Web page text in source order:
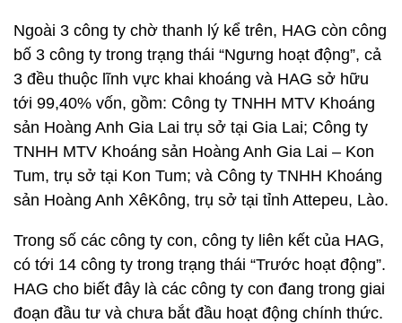
Ngoài 3 công ty chờ thanh lý kể trên, HAG còn công
bố 3 công ty trong trạng thái “Ngưng hoạt động”, cả
3 đều thuộc lĩnh vực khai khoáng và HAG sở hữu
tới 99,40% vốn, gồm: Công ty TNHH MTV Khoáng
sản Hoàng Anh Gia Lai trụ sở tại Gia Lai; Công ty
TNHH MTV Khoáng sản Hoàng Anh Gia Lai – Kon
Tum, trụ sở tại Kon Tum; và Công ty TNHH Khoáng
sản Hoàng Anh XêKông, trụ sở tại tỉnh Attepeu, Lào.
Trong số các công ty con, công ty liên kết của HAG,
có tới 14 công ty trong trạng thái “Trước hoạt động”.
HAG cho biết đây là các công ty con đang trong giai
đoạn đầu tư và chưa bắt đầu hoạt động chính thức.